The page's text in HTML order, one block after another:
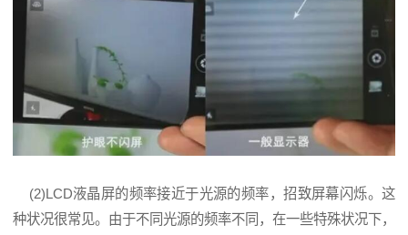
(2)LCD液晶屏的频率接近于光源的频率，招致屏幕闪烁。这
种状况很常见。由于不同光源的频率不同，在一些特殊状况下，